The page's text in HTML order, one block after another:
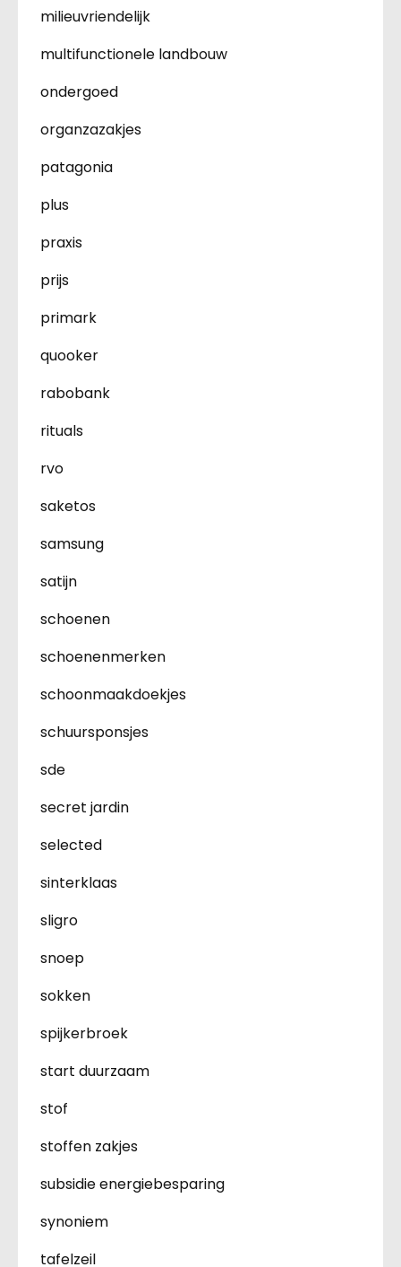
milieuvriendelijk
multifunctionele landbouw
ondergoed
organzazakjes
patagonia
plus
praxis
prijs
primark
quooker
rabobank
rituals
rvo
saketos
samsung
satijn
schoenen
schoenenmerken
schoonmaakdoekjes
schuursponsjes
sde
secret jardin
selected
sinterklaas
sligro
snoep
sokken
spijkerbroek
start duurzaam
stof
stoffen zakjes
subsidie energiebesparing
synoniem
tafelzeil